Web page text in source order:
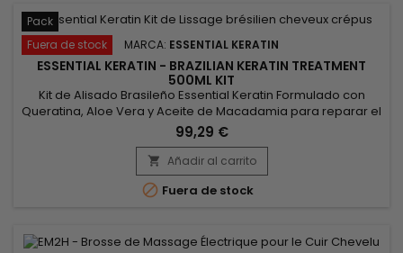
Pack
Fuera de stock
MARCA: ESSENTIAL KERATIN
ESSENTIAL KERATIN - BRAZILIAN KERATIN TREATMENT
500ML KIT
Kit de Alisado Brasileño Essential Keratin Formulado con
Queratina, Aloe Vera y Aceite de Macadamia para reparar el
cabello hasta el córtex, aportando flexibilidad y brillo.
Diseñado para cabellos muy rizados, ensortijados y
encrespados, el Alisado Esencial de Queratina Brasileña
reduce el volumen, controla el encrespamiento y
proporciona resultados...
99,29 €
 Añadir al carrito
 Fuera de stock